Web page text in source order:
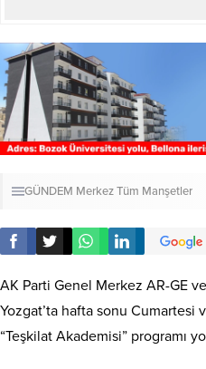
GÜNDEM MerkezTüm Manşetler
AK Parti Genel Merkez AR-GE
Yozgat’ta hafta sonu
“Teşkilat Akademisi” programı